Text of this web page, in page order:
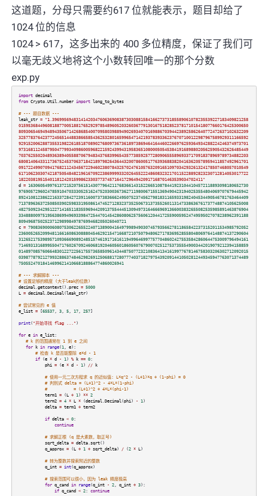
这道题，分母只需要约617 位就能表示，题目却给了
1024 位的信息
1024 > 617，这多出来的 400 多位精度，保证了我们可
以毫无歧义地将这个小数转回唯一的那个分数
exp.py
import decimal
from Crypto. Util number import long_to_bytes
# --- 题目数据 ---
leak_str = "1.3969956948314142034760636908387303088158416627373185589061078235539227183409821258
015953684496081887700518817652929785489605203260367791301675182852378171015418077660176425300650
809306546949489435067142686854007095803988949026934070169886703944238925862640772472637102632209
325778376423772456514488386658543625328016599654714219378393362376707100122987967589929311166592
929152006288735531982261851870890276809736736189738694641644602266976259364934288224246374973701
973168112458795047799340986005968221592439943195836510800050545384191689880205625905432626485449
703762550204893638940558870679483437683996543577385925772809065558969337170918378969789734882203
680814064331173675245370637184218979826436443200786005177639368838204163620578959411857492961701
091722499070941768211243456722946023807843257024761057632091651097034293261324178507468057010549
617106230307421875054848219616709223869999332026455222486083232170115228892823230712814053017722
18220381951540118124201599862330377374571641729649420917168701463539034702411"
d = 16306054997613721520756151430779642117683661431522665108784419231044104572118893098180652730
976905729602478591047033305251624752030036736271198006715513694904231940253554804069707679445942
892410812386221633728427239116007373836662495075237456279818311659331982404534490546781763464409
713789636372508503902598331950861474527128323735250673137355260113147338636761737748874105625008
482750923429512271416511835596944209137554445130949731646669691366003832655082535985891463876904
334888009751956386994969339847254470145428608062575606120441725590059524749595027078238962391188
809496875025237129899849787699468205026040721
c = 79083690006080753062265522407138900416497998949030745793566278118658422373152011534985792052
236005265209948116616086308880454629215471668721075079480627178369528558048069764148874137290604
312652175398957109366690892485157461917161611949964699775770486024275535842860644753009796494161
714693131689955047176026709246068192046056018605607679007025127537355549003442019079212394158859
014897085760664830122722561755736585096143448750772321083641341619977678146758303206302712092015
039877879212799328863748462982691250688172807774037182797543920914410502812449345947763071374489
75055247018414699621410668188864774860026941
# --- 求解脚本 ---
# 设置足够的精度 (大于leak的位数)
decimal getcontext(). prec = 5000
L
= decimal Decimal (leak_str)
# 尝试常见的 e 值
e_list =[65537, 3, 5, 17, 257]
print( "开始寻找 flag ..." )
for e in e_list:
# k 的范围通常在 1 到 e 之间
for k in range(1 e):
# 检查 k 是否能整除 e*d - 1
if(e * d - 1 ) % k == 0:
phi =(e * d - 1 ) // k
# 使用一元二次方程求 q 的近似值: L*q^2 - (L+1)*q + (1-phi) = 0
# 判别式 delta = (L+1)^2 - 4*L*(1-phi)
# = (L+1)^2 + 4*L*(phi-1)
term1 =(L + 1 ) ** 2
term2 = 4 * L *(decimal Decimal (phi ) - 1 )
delta = term1 + term2
if delta < 0:
continue
# 求解正根 (q 是大素数，取正号)
sqrt_delta = delta. sqrt()
q_approx =(L + 1 + sqrt_delta) /(2 * L )
# 转为整数并搜索附近的整数
q_int = int(q_approx)
# 搜索范围可以很小，因为 leak 精度极高
for q_cand in range(q_int - 2, q_int + 3):
if q_cand < 2: continue